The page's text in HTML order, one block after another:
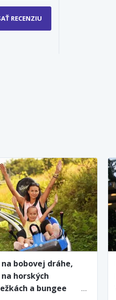
RECENZIU
na bobovej dráhe,
horských
a bungee